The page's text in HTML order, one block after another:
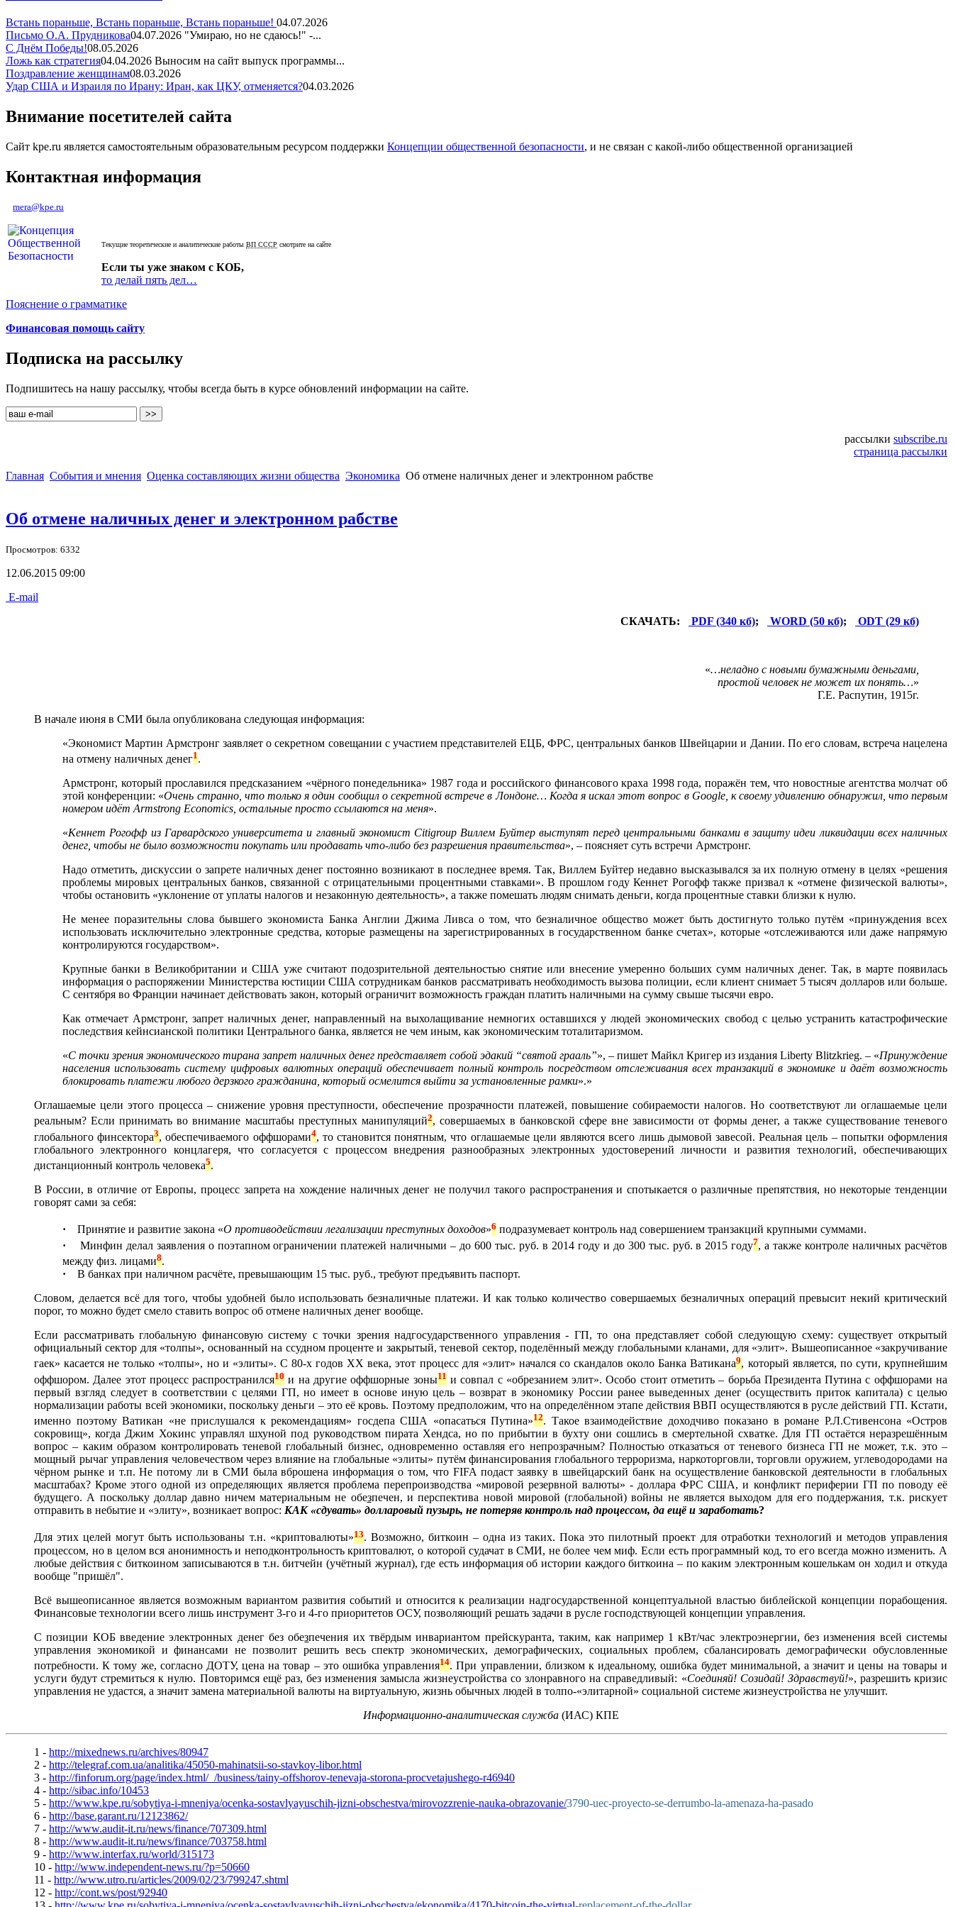
Встань пораньше, Встань пораньше, Встань пораньше! 04.07.2026
Письмо О.А. Прудникова04.07.2026 "Умираю, но не сдаюсь!" -...
С Днём Победы!08.05.2026
Ложь как стратегия04.04.2026 Выносим на сайт выпуск программы...
Поздравление женщинам08.03.2026
Удар США и Израиля по Ирану: Иран, как ЦКУ, отменяется?04.03.2026
Внимание посетителей сайта
Сайт kpe.ru является самостоятельным образовательным ресурсом поддержки Концепции общественной безопасности, и не связан с какой-либо общественной организацией
Контактная информация
mera@kpe.ru
Текущие теоретические и аналитические работы ВП СССР смотрите на сайте
Если ты уже знаком с КОБ,
то делай пять дел…
Пояснение о грамматике
Финансовая помощь сайту
Подписка на рассылку
Подпишитесь на нашу рассылку, чтобы всегда быть в курсе обновлений информации на сайте.
рассылки subscribe.ru
страница рассылки
Главная События и мнения Оценка составляющих жизни общества Экономика Об отмене наличных денег и электронном рабстве
Об отмене наличных денег и электронном рабстве
Просмотров: 6332
12.06.2015 09:00
E-mail
СКАЧАТЬ:
PDF (340 кб); WORD (50 кб); ODT (29 кб)
«…неладно с новыми бумажными деньгами,
простой человек не может их понять…»
Г.Е. Распутин, 1915г.
В начале июня в СМИ была опубликована следующая информация:
«Экономист Мартин Армстронг заявляет о секретном совещании с участием представителей ЕЦБ, ФРС, центральных банков Швейцарии и Дании. По его словам, встреча нацелена
на отмену наличных денег1.
Армстронг, который прославился предсказанием «чёрного понедельника» 1987 года и российского финансового краха 1998 года, поражён тем, что новостные агентства молчат об
этой конференции: «Очень странно, что только я один сообщил о секретной встрече в Лондоне… Когда я искал этот вопрос в Google, к своему удивлению обнаружил, что первым
номером идёт Armstrong Economics, остальные просто ссылаются на меня».
«Кеннет Рогофф из Гарвардского университета и главный экономист Citigroup Виллем Буйтер выступят перед центральными банками в защиту идеи ликвидации всех наличных
денег, чтобы не было возможности покупать или продавать что-либо без разрешения правительства», – поясняет суть встречи Армстронг.
Надо отметить, дискуссии о запрете наличных денег постоянно возникают в последнее время. Так, Виллем Буйтер недавно высказывался за их полную отмену в целях «решения
проблемы мировых центральных банков, связанной с отрицательными процентными ставками». В прошлом году Кеннет Рогофф также призвал к «отмене физической валюты»,
чтобы остановить «уклонение от уплаты налогов и незаконную деятельность», а также помешать людям снимать деньги, когда процентные ставки близки к нулю.
Не менее поразительны слова бывшего экономиста Банка Англии Джима Ливса о том, что безналичное общество может быть достигнуто только путём «принуждения всех
использовать исключительно электронные средства, которые размещены на зарегистрированных в государственном банке счетах», которые «отслеживаются или даже напрямую
контролируются государством».
Крупные банки в Великобритании и США уже считают подозрительной деятельностью снятие или внесение умеренно больших сумм наличных денег. Так, в марте появилась
информация о распоряжении Министерства юстиции США сотрудникам банков рассматривать необходимость вызова полиции, если клиент снимает 5 тысяч долларов или больше.
С сентября во Франции начинает действовать закон, который ограничит возможность граждан платить наличными на сумму свыше тысячи евро.
Как отмечает Армстронг, запрет наличных денег, направленный на выхолащивание немногих оставшихся у людей экономических свобод с целью устранить катастрофические
последствия кейнсианской политики Центрального банка, является не чем иным, как экономическим тоталитаризмом.
«С точки зрения экономического тирана запрет наличных денег представляет собой эдакий “святой грааль”», – пишет Майкл Кригер из издания Liberty Blitzkrieg. – «Принуждение
населения использовать систему цифровых валютных операций обеспечивает полный контроль посредством отслеживания всех транзакций в экономике и даёт возможность
блокировать платежи любого дерзкого гражданина, который осмелится выйти за установленные рамки».»
Оглашаемые цели этого процесса – снижение уровня преступности, обеспечение прозрачности платежей, повышение собираемости налогов. Но соответствуют ли оглашаемые цели
реальным? Если принимать во внимание масштабы преступных манипуляций2, совершаемых в банковской сфере вне зависимости от формы денег, а также существование теневого
глобального финсектора3, обеспечиваемого оффшорами4, то становится понятным, что оглашаемые цели являются всего лишь дымовой завесой. Реальная цель – попытки оформления
глобального электронного концлагеря, что согласуется с процессом внедрения разнообразных электронных удостоверений личности и развития технологий, обеспечивающих
дистанционный контроль человека5.
В России, в отличие от Европы, процесс запрета на хождение наличных денег не получил такого распространения и спотыкается о различные препятствия, но некоторые тенденции
говорят сами за себя:
· Принятие и развитие закона «О противодействии легализации преступных доходов»6 подразумевает контроль над совершением транзакций крупными суммами.
·
Минфин делал заявления о поэтапном ограничении платежей наличными – до 600 тыс. руб. в 2014 году и до 300 тыс. руб. в 2015 году7, а также контроле наличных расчётов
между физ. лицами8.
·
В банках при наличном расчёте, превышающим 15 тыс. руб., требуют предъявить паспорт.
Словом, делается всё для того, чтобы удобней было использовать безналичные платежи. И как только количество совершаемых безналичных операций превысит некий критический
порог, то можно будет смело ставить вопрос об отмене наличных денег вообще.
Если рассматривать глобальную финансовую систему с точки зрения надгосударственного управления - ГП, то она представляет собой следующую схему: существует открытый
официальный сектор для «толпы», основанный на ссудном проценте и закрытый, теневой сектор, поделённый между глобальными кланами, для «элит». Вышеописанное «закручивание
гаек» касается не только «толпы», но и «элиты». С 80-х годов ХХ века, этот процесс для «элит» начался со скандалов около Банка Ватикана9, который является, по сути, крупнейшим
оффшором. Далее этот процесс распространился10 и на другие оффшорные зоны11 и совпал с «обрезанием элит». Особо стоит отметить – борьба Президента Путина с оффшорами на
первый взгляд следует в соответствии с целями ГП, но имеет в основе иную цель – возврат в экономику России ранее выведенных денег (осуществить приток капитала) с целью
нормализации работы всей экономики, поскольку деньги – это её кровь. Поэтому предположим, что на определённом этапе действия ВВП осуществляются в русле действий ГП. Кстати,
именно поэтому Ватикан «не прислушался к рекомендациям» госдепа США «опасаться Путина»12. Такое взаимодействие доходчиво показано в романе Р.Л.Стивенсона «Остров
сокровищ», когда Джим Хокинс управлял шхуной под руководством пирата Хендса, но по прибытии в бухту они сошлись в смертельной схватке. Для ГП остаётся неразрешённым
вопрос – каким образом контролировать теневой глобальный бизнес, одновременно оставляя его непрозрачным? Полностью отказаться от теневого бизнеса ГП не может, т.к. это –
мощный рычаг управления человечеством через влияние на глобальные «элиты» путём финансирования глобального терроризма, наркоторговли, торговли оружием, углеводородами на
чёрном рынке и т.п. Не потому ли в СМИ была вброшена информация о том, что FIFA подаст заявку в швейцарский банк на осуществление банковской деятельности в глобальных
масштабах? Кроме этого одной из определяющих является проблема перепроизводства «мировой резервной валюты» - доллара ФРС США, и конфликт периферии ГП по поводу её
будущего. А поскольку доллар давно ничем материальным не обезпечен, и перспектива новой мировой (глобальной) войны не является выходом для его поддержания, т.к. рискует
отправить в небытие и «элиту», возникает вопрос: КАК «сдувать» долларовый пузырь, не потеряв контроль над процессом, да ещё и заработать?
Для этих целей могут быть использованы т.н. «криптовалюты»13. Возможно, биткоин – одна из таких. Пока это пилотный проект для отработки технологий и методов управления
процессом, но в целом вся анонимность и неподконтрольность криптовалют, о которой судачат в СМИ, не более чем миф. Если есть программный код, то его всегда можно изменить. А
любые действия с биткоином записываются в т.н. битчейн (учётный журнал), где есть информация об истории каждого биткоина – по каким электронным кошелькам он ходил и откуда
вообще "пришёл".
Всё вышеописанное является возможным вариантом развития событий и относится к реализации надгосударственной концептуальной властью библейской концепции порабощения.
Финансовые технологии всего лишь инструмент 3-го и 4-го приоритетов ОСУ, позволяющий решать задачи в русле господствующей концепции управления.
С позиции КОБ введение электронных денег без обезпечения их твёрдым инвариантом прейскуранта, таким, как например 1 кВт/час электроэнергии, без изменения всей системы
управления экономикой и финансами не позволит решить весь спектр экономических, демографических, социальных проблем, сбалансировать демографически обусловленные
потребности. К тому же, согласно ДОТУ, цена на товар – это ошибка управления14. При управлении, близком к идеальному, ошибка будет минимальной, а значит и цены на товары и
услуги будут стремиться к нулю. Повторимся ещё раз, без изменения замысла жизнеустройства со злонравного на справедливый: «Соединяй! Созидай! Здравствуй!», разрешить кризис
управления не удастся, а значит замена материальной валюты на виртуальную, жизнь обычных людей в толпо-«элитарной» социальной системе жизнеустройства не улучшит.
Информационно-аналитическая служба(ИАС) КПЕ
1 - http://mixednews.ru/archives/80947
2 - http://telegraf.com.ua/analitika/45050-mahinatsii-so-stavkoy-libor.html
3 - http://finforum.org/page/index.html/_/business/tainy-offshorov-tenevaja-storona-procvetajushego-r46940
4 - http://sibac.info/10453
5 - http://www.kpe.ru/sobytiya-i-mneniya/ocenka-sostavlyayuschih-jizni-obschestva/mirovozzrenie-nauka-obrazovanie/3790-uec-proyecto-se-derrumbo-la-amenaza-ha-pasado
6 - http://base.garant.ru/12123862/
7 - http://www.audit-it.ru/news/finance/707309.html
8 - http://www.audit-it.ru/news/finance/703758.html
9 - http://www.interfax.ru/world/315173
10 - http://www.independent-news.ru/?p=50660
11 - http://www.utro.ru/articles/2009/02/23/799247.shtml
12 - http://cont.ws/post/92940